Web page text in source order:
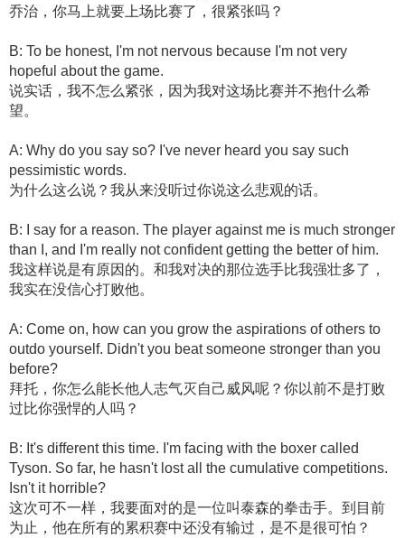
乔治，你马上就要上场比赛了，很紧张吗？
B: To be honest, I'm not nervous because I'm not very
hopeful about the game.
说实话，我不怎么紧张，因为我对这场比赛并不抱什么希
望。
A: Why do you say so? I've never heard you say such
pessimistic words.
为什么这么说？我从来没听过你说这么悲观的话。
B: I say for a reason. The player against me is much stronger
than I, and I'm really not confident getting the better of him.
我这样说是有原因的。和我对决的那位选手比我强壮多了，
我实在没信心打败他。
A: Come on, how can you grow the aspirations of others to
outdo yourself. Didn't you beat someone stronger than you
before?
拜托，你怎么能长他人志气灭自己威风呢？你以前不是打败
过比你强悍的人吗？
B: It's different this time. I'm facing with the boxer called
Tyson. So far, he hasn't lost all the cumulative competitions.
Isn't it horrible?
这次可不一样，我要面对的是一位叫泰森的拳击手。到目前
为止，他在所有的累积赛中还没有输过，是不是很可怕？